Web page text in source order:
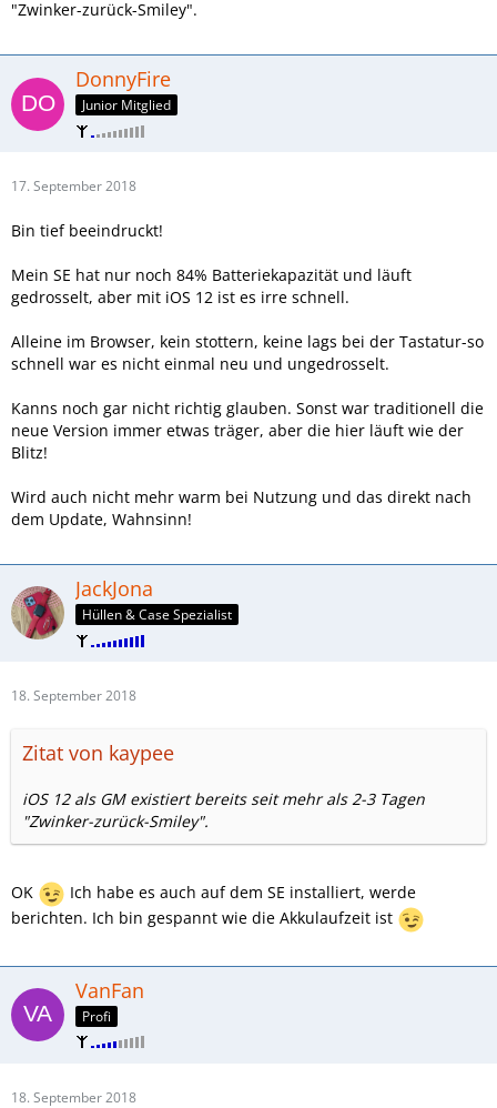
"Zwinker-zurück-Smiley".
DonnyFire
Junior Mitglied
17. September 2018
Bin tief beeindruckt!
Mein SE hat nur noch 84% Batteriekapazität und läuft
gedrosselt, aber mit iOS 12 ist es irre schnell.
Alleine im Browser, kein stottern, keine lags bei der Tastatur-so
schnell war es nicht einmal neu und ungedrosselt.
Kanns noch gar nicht richtig glauben. Sonst war traditionell die
neue Version immer etwas träger, aber die hier läuft wie der
Blitz!
Wird auch nicht mehr warm bei Nutzung und das direkt nach
dem Update, Wahnsinn!
JackJona
Hüllen & Case Spezialist
18. September 2018
Zitat von kaypee
iOS 12 als GM existiert bereits seit mehr als 2-3 Tagen
"Zwinker-zurück-Smiley".
OK
Ich habe es auch auf dem SE installiert, werde
berichten. Ich bin gespannt wie die Akkulaufzeit ist
VanFan
Profi
18. September 2018